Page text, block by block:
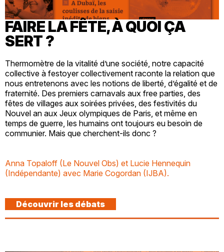
FAIRE LA FÊTE, À QUOI ÇA
SERT ?
Thermomètre de la vitalité d’une société, notre capacité
collective à festoyer collectivement raconte la relation que
nous entretenons avec les notions de liberté, d’égalité et de
fraternité. Des premiers carnavals aux free parties, des
fêtes de villages aux soirées privées, des festivités du
Nouvel an aux Jeux olympiques de Paris, et même en
temps de guerre, les humains ont toujours eu besoin de
communier. Mais que cherchent-ils donc ?
Anna Topaloff (Le Nouvel Obs) et Lucie Hennequin
(Indépendante) avec Marie Cogordan (IJBA).
Découvrir les débats